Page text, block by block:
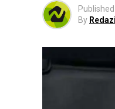
Published
By